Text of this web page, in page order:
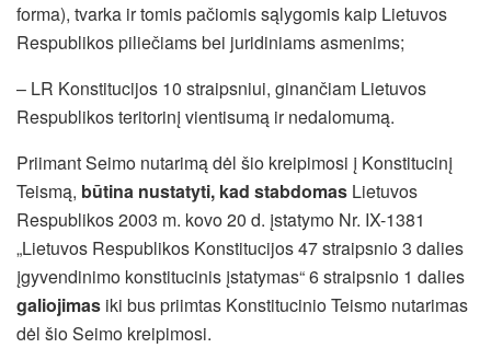
forma), tvarka ir tomis pačiomis sąlygomis kaip Lietuvos
Respublikos piliečiams bei juridiniams asmenims;
– LR Konstitucijos 10 straipsniui, ginančiam Lietuvos
Respublikos teritorinį vientisumą ir nedalomumą.
Priimant Seimo nutarimą dėl šio kreipimosi į Konstitucinį
Teismą, būtina nustatyti, kad stabdomas Lietuvos
Respublikos 2003 m. kovo 20 d. įstatymo Nr. IX-1381
„Lietuvos Respublikos Konstitucijos 47 straipsnio 3 dalies
įgyvendinimo konstitucinis įstatymas“ 6 straipsnio 1 dalies
galiojimas iki bus priimtas Konstitucinio Teismo nutarimas
dėl šio Seimo kreipimosi.